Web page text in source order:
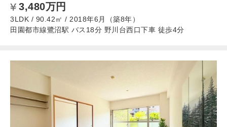
3,480万円
3LDK / 90.42㎡ / 2018年6月（築8年）
田園都市線鷺沼駅 バス18分 野川台西口下車 徒歩4分